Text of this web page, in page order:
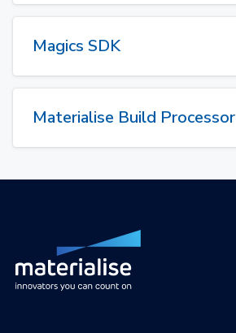
Magics SDK
Materialise Build Processor